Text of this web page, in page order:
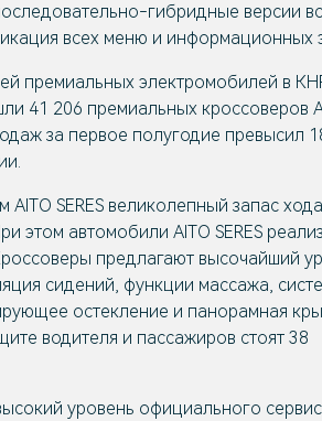
гибридные версии
всех меню и информационных
премиальных электромобилей в
41 206 премиальных кроссоверов
за первое полугодие превысил
SERES великолепный запас
этом автомобили AITO SERES
предлагают высочайший
сидений, функции массажа,
остекление и панорамная
водителя и пассажиров стоят 38
уровень официального